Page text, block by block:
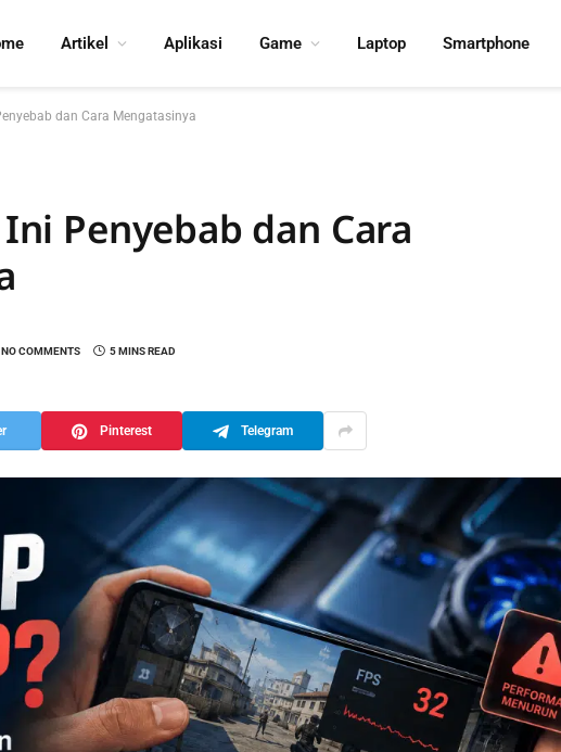
Artikel Aplikasi Game Laptop Smartphone
dan Cara Mengatasinya
Ini Penyebab dan Cara
NO COMMENTS 5 MINS READ
Pinterest Telegram